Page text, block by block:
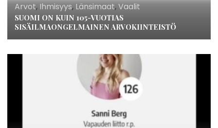
Arvot, Ihmisyys, Länsimaat,Vaalit
SUOMI ON KUIN 105-VUOTIAS
SISÄILMAONGELMAINEN ARVOKIINTEISTÖ